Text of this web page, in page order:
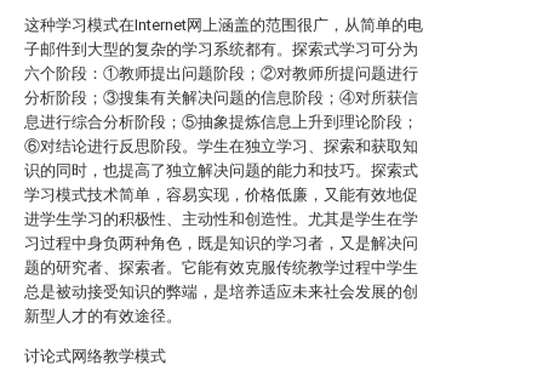
这种学习模式在Internet网上涵盖的范围很广，从简单的电
子邮件到大型的复杂的学习系统都有。探索式学习可分为
六个阶段：①教师提出问题阶段；②对教师所提问题进行
分析阶段；③搜集有关解决问题的信息阶段；④对所获信
息进行综合分析阶段；⑤抽象提炼信息上升到理论阶段；
⑥对结论进行反思阶段。学生在独立学习、探索和获取知
识的同时，也提高了独立解决问题的能力和技巧。探索式
学习模式技术简单，容易实现，价格低廉，又能有效地促
进学生学习的积极性、主动性和创造性。尤其是学生在学
习过程中身负两种角色，既是知识的学习者，又是解决问
题的研究者、探索者。它能有效克服传统教学过程中学生
总是被动接受知识的弊端，是培养适应未来社会发展的创
新型人才的有效途径。
讨论式网络教学模式